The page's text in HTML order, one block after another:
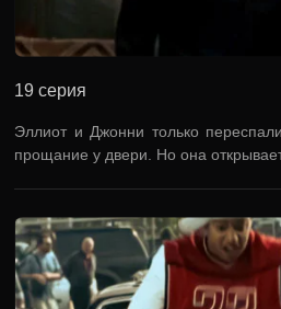
19 серия
Эллиот и Джонни только
прощание у двери. Но она